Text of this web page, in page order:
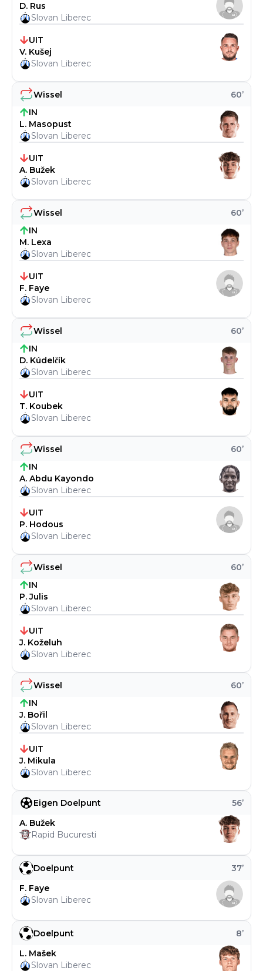
Doelpunt 8’
L. Mašek
Slovan Liberec
Doelpunt 37’
F. Faye
Slovan Liberec
Eigen Doelpunt 56’
A. Bužek
Rapid Bucuresti
Wissel 60’
IN
J. Bořil
Slovan Liberec
UIT
J. Mikula
Slovan Liberec
Wissel 60’
IN
P. Julis
Slovan Liberec
UIT
J. Koželuh
Slovan Liberec
Wissel 60’
IN
A. Abdu Kayondo
Slovan Liberec
UIT
P. Hodous
Slovan Liberec
Wissel 60’
IN
D. Kúdelčík
Slovan Liberec
UIT
T. Koubek
Slovan Liberec
Wissel 60’
IN
M. Lexa
Slovan Liberec
UIT
F. Faye
Slovan Liberec
Wissel 60’
IN
L. Masopust
Slovan Liberec
UIT
A. Bužek
Slovan Liberec
D. Rus
Slovan Liberec
UIT
V. Kušej
Slovan Liberec